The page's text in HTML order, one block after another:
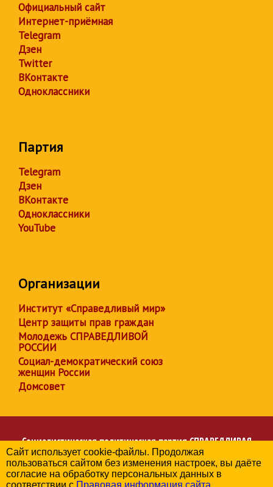
Официальный сайт
Интернет-приёмная
Telegram
Дзен
Twitter
ВКонтакте
Одноклассники
Партия
Telegram
Дзен
ВКонтакте
Одноклассники
YouTube
Организации
Институт «Справедливый мир»
Центр защиты прав граждан
Молодежь СПРАВЕДЛИВОЙ
РОССИИ
Социал-демократический союз
женщин России
Домсовет
Социалистическая политическая партияСПРАВЕДЛИВАЯ
РОССИЯ
Региональное отделение партии в Республике Дагестан
© 2006-2026
Сайт использует cookie-файлы. Продолжая
пользоваться сайтом без изменения настроек, вы даёте
согласие на обработку персональных данных в
соответствии с Правовая информация сайта